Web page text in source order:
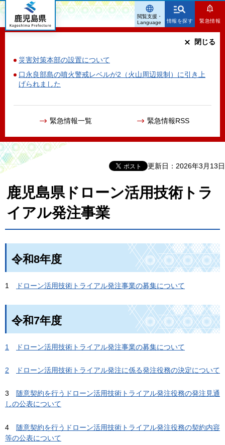
鹿児島県
情報を探す 緊急情報
災害対策本部の設置について
口永良部島の噴火警戒レベルが2（火山周辺規制）に引き上
げられました
緊急情報一覧 緊急情報RSS
閉じる
閲覧支援・
Language
更新日：2026年3月13日
鹿児島県ドローン活用技術トラ
イアル発注事業
令和8年度
1 ドローン活用技術トライアル発注事業の募集について
令和7年度
1 ドローン活用技術トライアル発注事業の募集について
2 ドローン活用技術トライアル発注に係る発注役務の決定について
3
随意契約を行うドローン活用技術トライアル発注役務の発注見通
しの公表について
4
随意契約を行うドローン活用技術トライアル発注役務の契約内容
等の公表について